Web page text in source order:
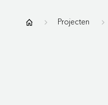
Gispen Projecten